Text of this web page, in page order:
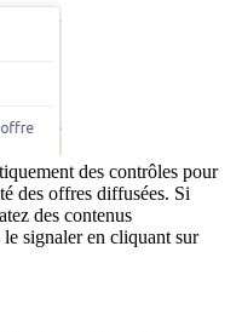
des contrôles pour
des offres diffusées. Si
des contenus
signaler en cliquant sur